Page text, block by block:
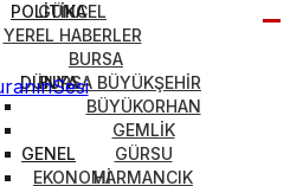
GÜNCEL
YEREL HABERLER
BURSA
BURSA BÜYÜKŞEHİR
BÜYÜKORHAN
GEMLİK
GÜRSU
HARMANCIK
POLİTİKA
DÜNYA
GENEL
EKONOMİ